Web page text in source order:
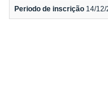
Periodo de inscrição 14/